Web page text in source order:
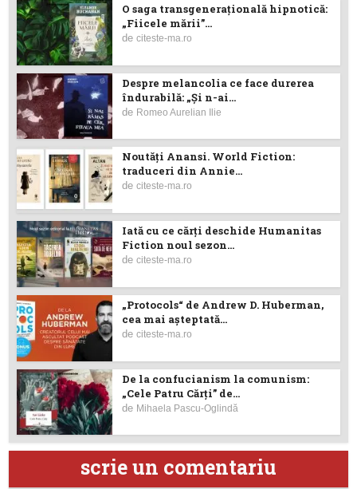
O saga transgenerațională hipnotică:
„Fiicele mării”...
deciteste-ma.ro
Despre melancolia ce face durerea
îndurabilă: „Și n-ai...
de Romeo Aurelian Ilie
Noutăţi Anansi. World Fiction:
traduceri din Annie...
deciteste-ma.ro
Iată cu ce cărţi deschide Humanitas
Fiction noul sezon...
deciteste-ma.ro
„Protocols“ de Andrew D. Huberman,
cea mai așteptată...
deciteste-ma.ro
De la confucianism la comunism:
„Cele Patru Cărți” de...
de Mihaela Pascu-Oglindă
scrie un comentariu